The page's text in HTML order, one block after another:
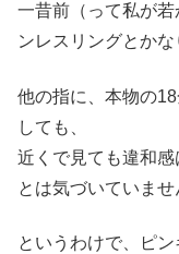
一昔前（って私が
ンレスリングとかな
他の指に、本物の
しても、
近くで見ても違和
とは気づいていませ
というわけで、ピ